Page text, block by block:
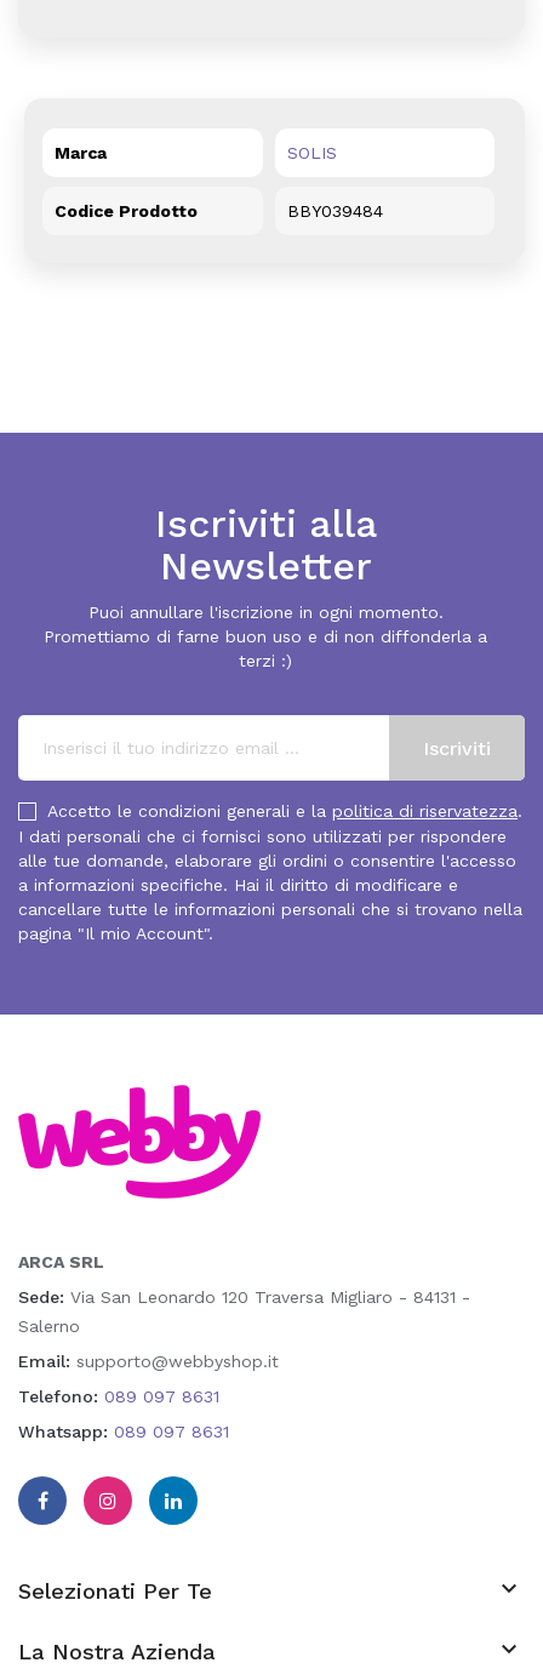
Marca SOLIS
Codice Prodotto BBY039484
Iscriviti alla
Newsletter
Puoi annullare l'iscrizione in ogni momento.
Promettiamo di farne buon uso e di non diffonderla a
terzi :)
Accetto le condizioni generali e la politica di riservatezza.
I dati personali che ci fornisci sono utilizzati per rispondere
alle tue domande, elaborare gli ordini o consentire l'accesso
a informazioni specifiche. Hai il diritto di modificare e
cancellare tutte le informazioni personali che si trovano nella
pagina "Il mio Account".
ARCA SRL
Sede: Via San Leonardo 120 Traversa Migliaro - 84131 -
Salerno
Email: supporto@webbyshop.it
Telefono: 089 097 8631
Whatsapp: 089 097 8631
Selezionati Per Te 
La Nostra Azienda 